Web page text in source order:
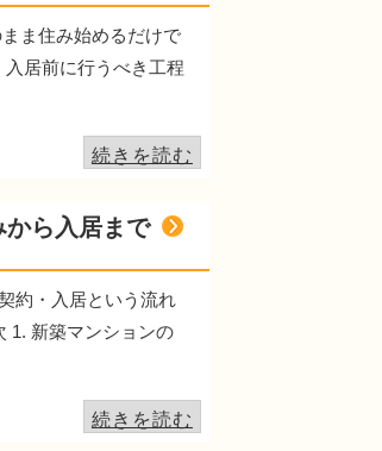
ま住み始めるだけで
居前に行うべき工程
続きを読む
ら入居まで
約・入居という流れ
1. 新築マンションの
続きを読む